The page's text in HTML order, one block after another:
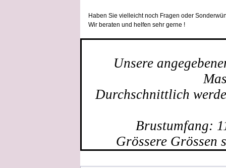
Haben Sie vielleicht noch Fragen oder
Wir beraten und helfen sehr gerne !
Unsere
Durchschnittlich
Brustumfang:
Grössere Grössen